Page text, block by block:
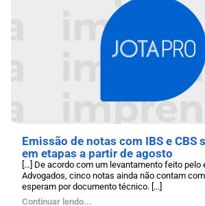
Emissão de notas com IBS e CBS
em etapas a partir de agosto
[…] De acordo com um levantamento feito
Advogados, cinco notas ainda não contam
esperam por documento técnico. [...]
Continuar lendo...